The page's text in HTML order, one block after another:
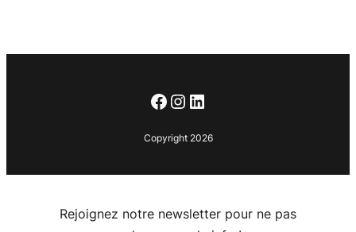
Facebook
Instagram
LinkedIn
Copyright 2026
Rejoignez notre newsletter pour ne pas